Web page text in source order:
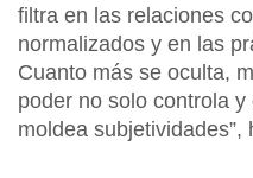
filtra en las relaciones
normalizados y en las
Cuanto más se oculta,
poder no solo controla
moldea subjetividades”,